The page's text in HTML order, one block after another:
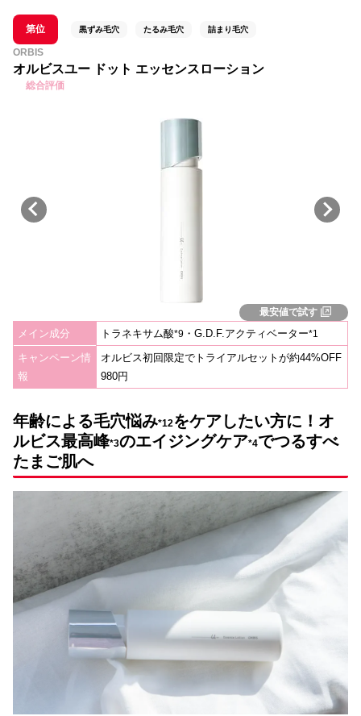
第位 黒ずみ毛穴 たるみ毛穴 詰まり毛穴
ORBIS
オルビスユー ドット エッセンスローション
総合評価
最安値で試す
メイン成分 トラネキサム酸*9 ・G.D.F.アクティベーター*1
キャンペーン情
報
オルビス初回限定でトライアルセットが約44%OFF
980円
年齢による毛穴悩み*12をケアしたい方に！オ
ルビス最高峰*3のエイジングケア*4でつるすべ
たまご肌へ